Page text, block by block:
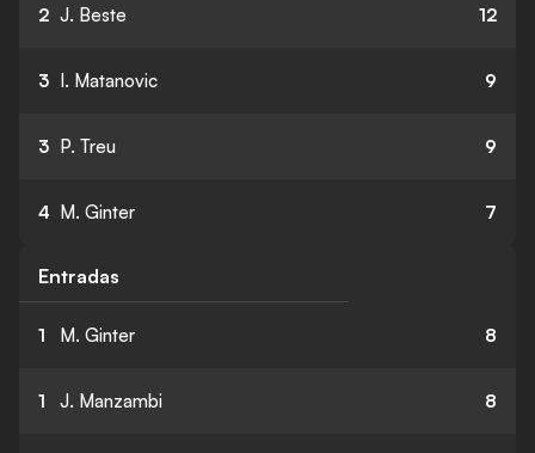
2 J. Beste 12
3 I. Matanovic 9
3 P. Treu 9
4 M. Ginter 7
Entradas
1 M. Ginter 8
1 J. Manzambi 8